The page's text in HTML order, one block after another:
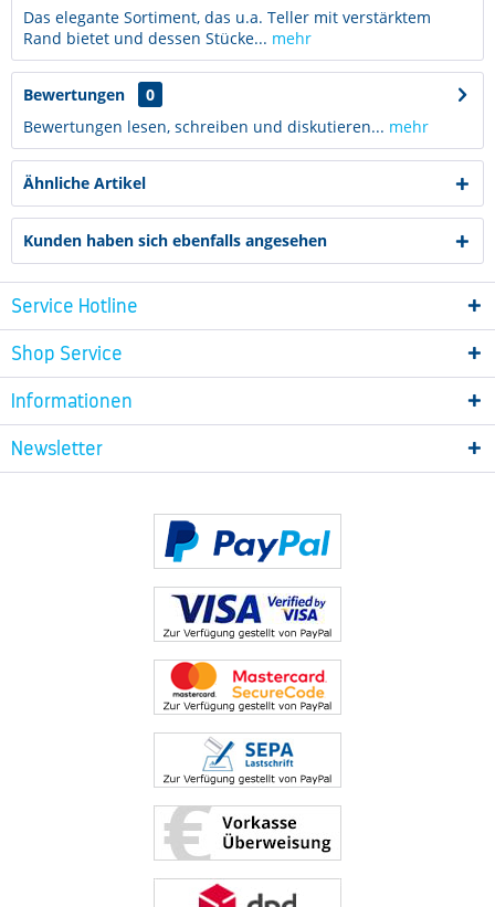
Das elegante Sortiment, das u.a. Teller mit verstärktem
Rand bietet und dessen Stücke... mehr
Bewertungen
0
Bewertungen lesen, schreiben und diskutieren... mehr
Ähnliche Artikel
Kunden haben sich ebenfalls angesehen
Service Hotline
Shop Service
Informationen
Newsletter